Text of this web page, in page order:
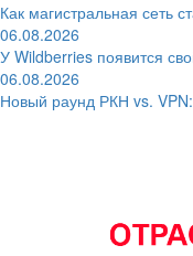
Как магистральная сеть
06.08.2026
У Wildberries появится
06.08.2026
Новый раунд РКН vs.